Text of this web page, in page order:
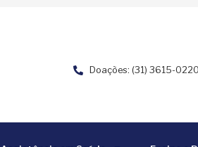
Doações: (31) 3615-0220